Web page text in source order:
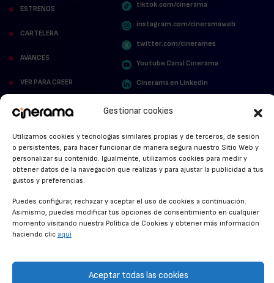
Gestionar cookies
Utilizamos cookies y tecnologías similares propias y de terceros, de sesión
o persistentes, para hacer funcionar de manera segura nuestro Sitio Web y
personalizar su contenido. Igualmente, utilizamos cookies para medir y
obtener datos de la navegación que realizas y para ajustar la publicidad a tus
gustos y preferencias.
Puedes configurar, rechazar y aceptar el uso de cookies a continuación.
Asimismo, puedes modificar tus opciones de consentimiento en cualquier
momento visitando nuestra Política de Cookies y obtener más información
haciendo clic aquí
Aceptar todas las cookies
ESTRENOS
CARTELERA
AVANCES
VER PARA CREER
MIRA QUIÉN HABLA
ALFOMBRA ROJA
ANUNCIOS DE CINE
tiktok.com/cinerama
instagram.com/cineramaweb
twitter.com/cinerames
Youtube Canal Cinerama
Cinerama en Linkedin
POLÍTICA DE PRIVACIDAD